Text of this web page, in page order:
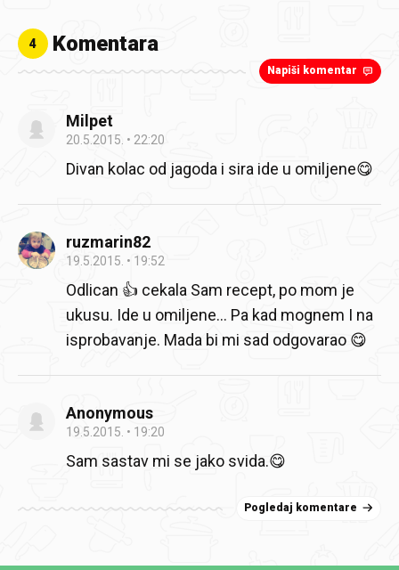
4 Komentara
Napiši komentar
Milpet
20.5.2015. 22:20
Divan kolac od jagoda i sira ide u omiljene😋
ruzmarin82
19.5.2015. 19:52
Odlican 👍 cekala Sam recept, po mom je
ukusu. Ide u omiljene... Pa kad mognem I na
isprobavanje. Mada bi mi sad odgovarao 😋
Anonymous
19.5.2015. 19:20
Sam sastav mi se jako svida.😋
Pogledaj komentare